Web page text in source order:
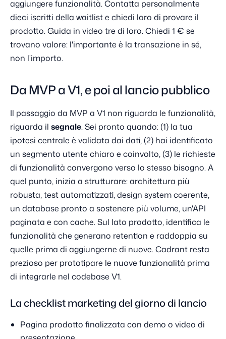
aggiungere funzionalità. Contatta personalmente
dieci iscritti della waitlist e chiedi loro di provare il
prodotto. Guida in video tre di loro. Chiedi 1 € se
trovano valore: l'importante è la transazione in sé,
non l'importo.
Da MVP a V1, e poi al lancio pubblico
Il passaggio da MVP a V1 non riguarda le funzionalità,
riguarda il segnale. Sei pronto quando: (1) la tua
ipotesi centrale è validata dai dati, (2) hai identificato
un segmento utente chiaro e coinvolto, (3) le richieste
di funzionalità convergono verso lo stesso bisogno. A
quel punto, inizia a strutturare: architettura più
robusta, test automatizzati, design system coerente,
un database pronto a sostenere più volume, un'API
paginata e con cache. Sul lato prodotto, identifica le
funzionalità che generano retention e raddoppia su
quelle prima di aggiungerne di nuove. Cadrant resta
prezioso per prototipare le nuove funzionalità prima
di integrarle nel codebase V1.
La checklist marketing del giorno di lancio
Pagina prodotto finalizzata con demo o video di